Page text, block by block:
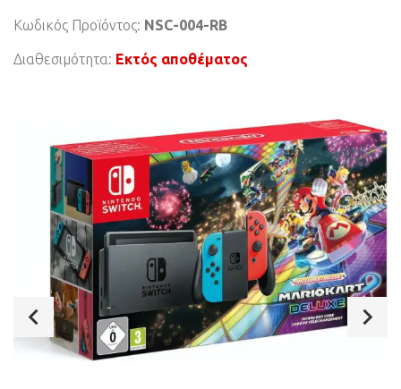
Κωδικός Προϊόντος: NSC-004-RB
Διαθεσιμότητα: Εκτός αποθέματος